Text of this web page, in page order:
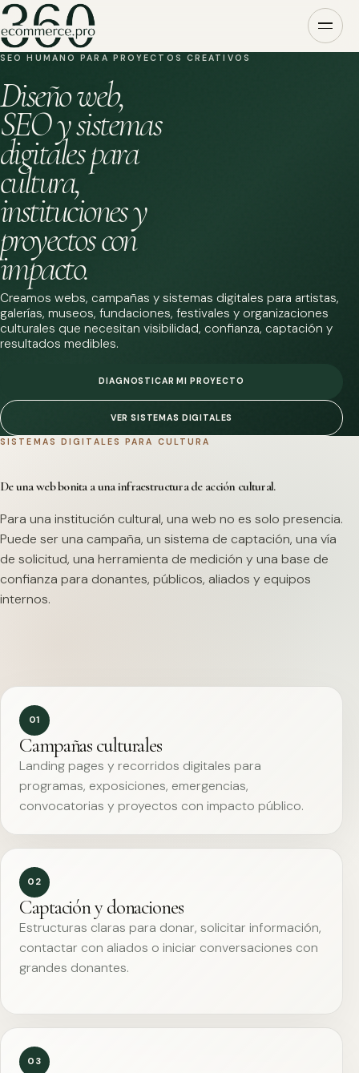
SEO HUMANO PARA PROYECTOS CREATIVOS
Diseño web,
SEO y sistemas
digitales para
cultura,
instituciones y
proyectos con
impacto.
Creamos webs, campañas y sistemas digitales para artistas,
galerías, museos, fundaciones, festivales y organizaciones
culturales que necesitan visibilidad, confianza, captación y
resultados medibles.
DIAGNOSTICAR MI PROYECTO
VER SISTEMAS DIGITALES
SISTEMAS DIGITALES PARA CULTURA
De una web bonita a una infraestructura de acción cultural.
Para una institución cultural, una web no es solo presencia.
Puede ser una campaña, un sistema de captación, una vía
de solicitud, una herramienta de medición y una base de
confianza para donantes, públicos, aliados y equipos
internos.
01
Campañas culturales
Landing pages y recorridos digitales para
programas, exposiciones, emergencias,
convocatorias y proyectos con impacto público.
02
Captación y donaciones
Estructuras claras para donar, solicitar información,
contactar con aliados o iniciar conversaciones con
grandes donantes.
03